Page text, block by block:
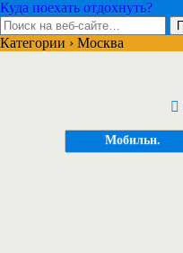
Куда поехать отдохнуть?
Категории › Москва
Мобильн.